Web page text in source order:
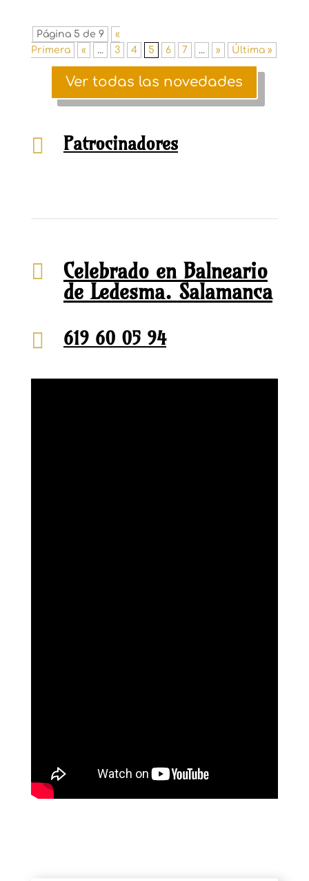
Página 5 de 9
«
Primera
« ... 3 4 5 6 7 ... » Última »
Ver todas las novedades
 Patrocinadores
 Celebrado en Balneario
de Ledesma. Salamanca
 619 60 05 94